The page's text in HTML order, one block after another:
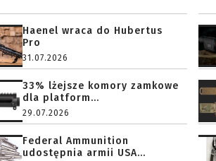
Haenel wraca do Hubertus
Pro
31.07.2026
33% lżejsze komory zamkowe
dla platform...
29.07.2026
Federal Ammunition
udostępnia armii USA...